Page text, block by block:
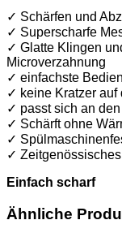
✓ Schärfen und
✓ Superscharfe
✓ Glatte Klingen
Microverzahnung
✓ einfachste
✓ keine Kratzer auf
✓ passt sich an
✓ Schärft ohne
✓
✓
Einfach scharf
Ähnliche